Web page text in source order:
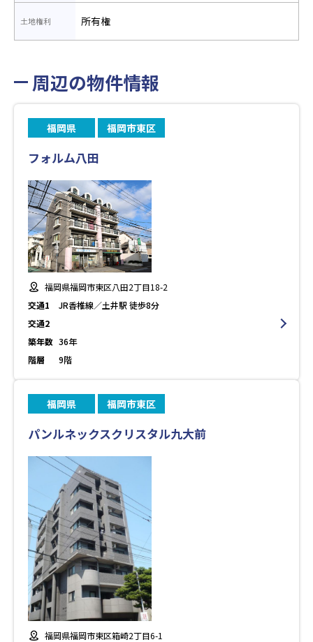
土地権利 所有権
周辺の物件情報
福岡県 福岡市東区
フォルム八田
福岡県福岡市東区八田2丁目18-2
交通1
JR香椎線／土井駅 徒歩8分
交通2
築年数 36年
階層
9階
福岡県 福岡市東区
パンルネックスクリスタル九大前
福岡県福岡市東区箱崎2丁目6-1